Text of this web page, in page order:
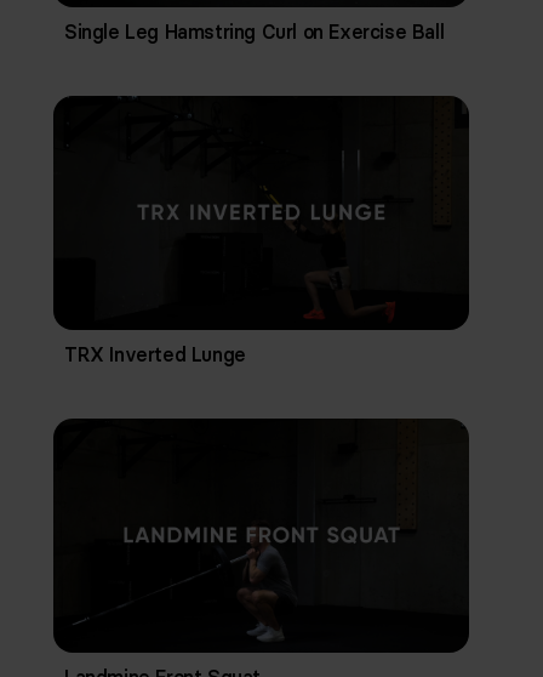
Single Leg Hamstring Curl on Exercise Ball
TRX Inverted Lunge